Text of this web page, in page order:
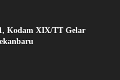
Kodam XIX/TT Gelar